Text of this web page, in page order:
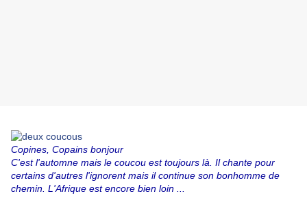
Copines, Copains bonjour
C'est l'automne mais le coucou est toujours là. Il chante pour
certains d'autres l'ignorent mais il continue son bonhomme de
chemin. L'Afrique est encore bien loin ...